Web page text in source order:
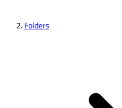
Folders